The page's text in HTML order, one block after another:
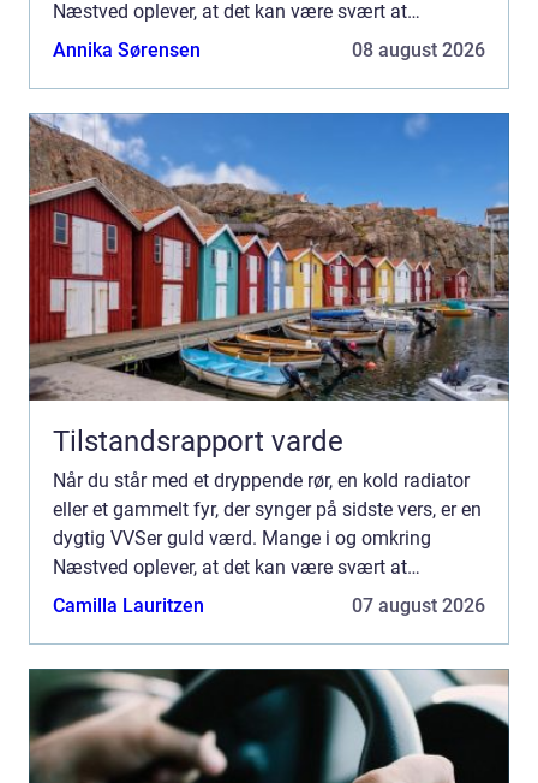
Næstved oplever, at det kan være svært at
gennemskue, hvem der er den rette til opgaven.
Annika Sørensen 08 august 2026
Tilstandsrapport varde
Når du står med et dryppende rør, en kold radiator
eller et gammelt fyr, der synger på sidste vers, er en
dygtig VVSer guld værd. Mange i og omkring
Næstved oplever, at det kan være svært at
gennemskue, hvem der er den rette til opgaven.
Camilla Lauritzen 07 august 2026